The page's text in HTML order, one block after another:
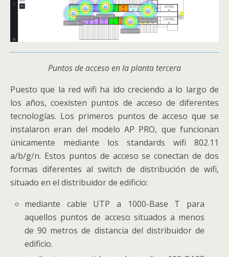
Puntos de acceso en la planta tercera
Puesto que la red wifi ha ido creciendo a lo largo de
los años, coexisten puntos de acceso de diferentes
tecnologías. Los primeros puntos de acceso que se
instalaron eran del modelo AP PRO, que funcionan
únicamente mediante los standards wifi 802.11
a/b/g/n. Estos puntos de acceso se conectan de dos
formas diferentes al switch de distribución de wifi,
situado en el distribuidor de edificio:
mediante cable UTP a 1000-Base T para
aquellos puntos de acceso situados a menos
de 90 metros de distancia del distribuidor de
edificio.